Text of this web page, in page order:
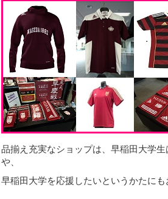
品揃え充実なショップは、早稲田大学
や、
早稲田大学を応援したいというかたにも